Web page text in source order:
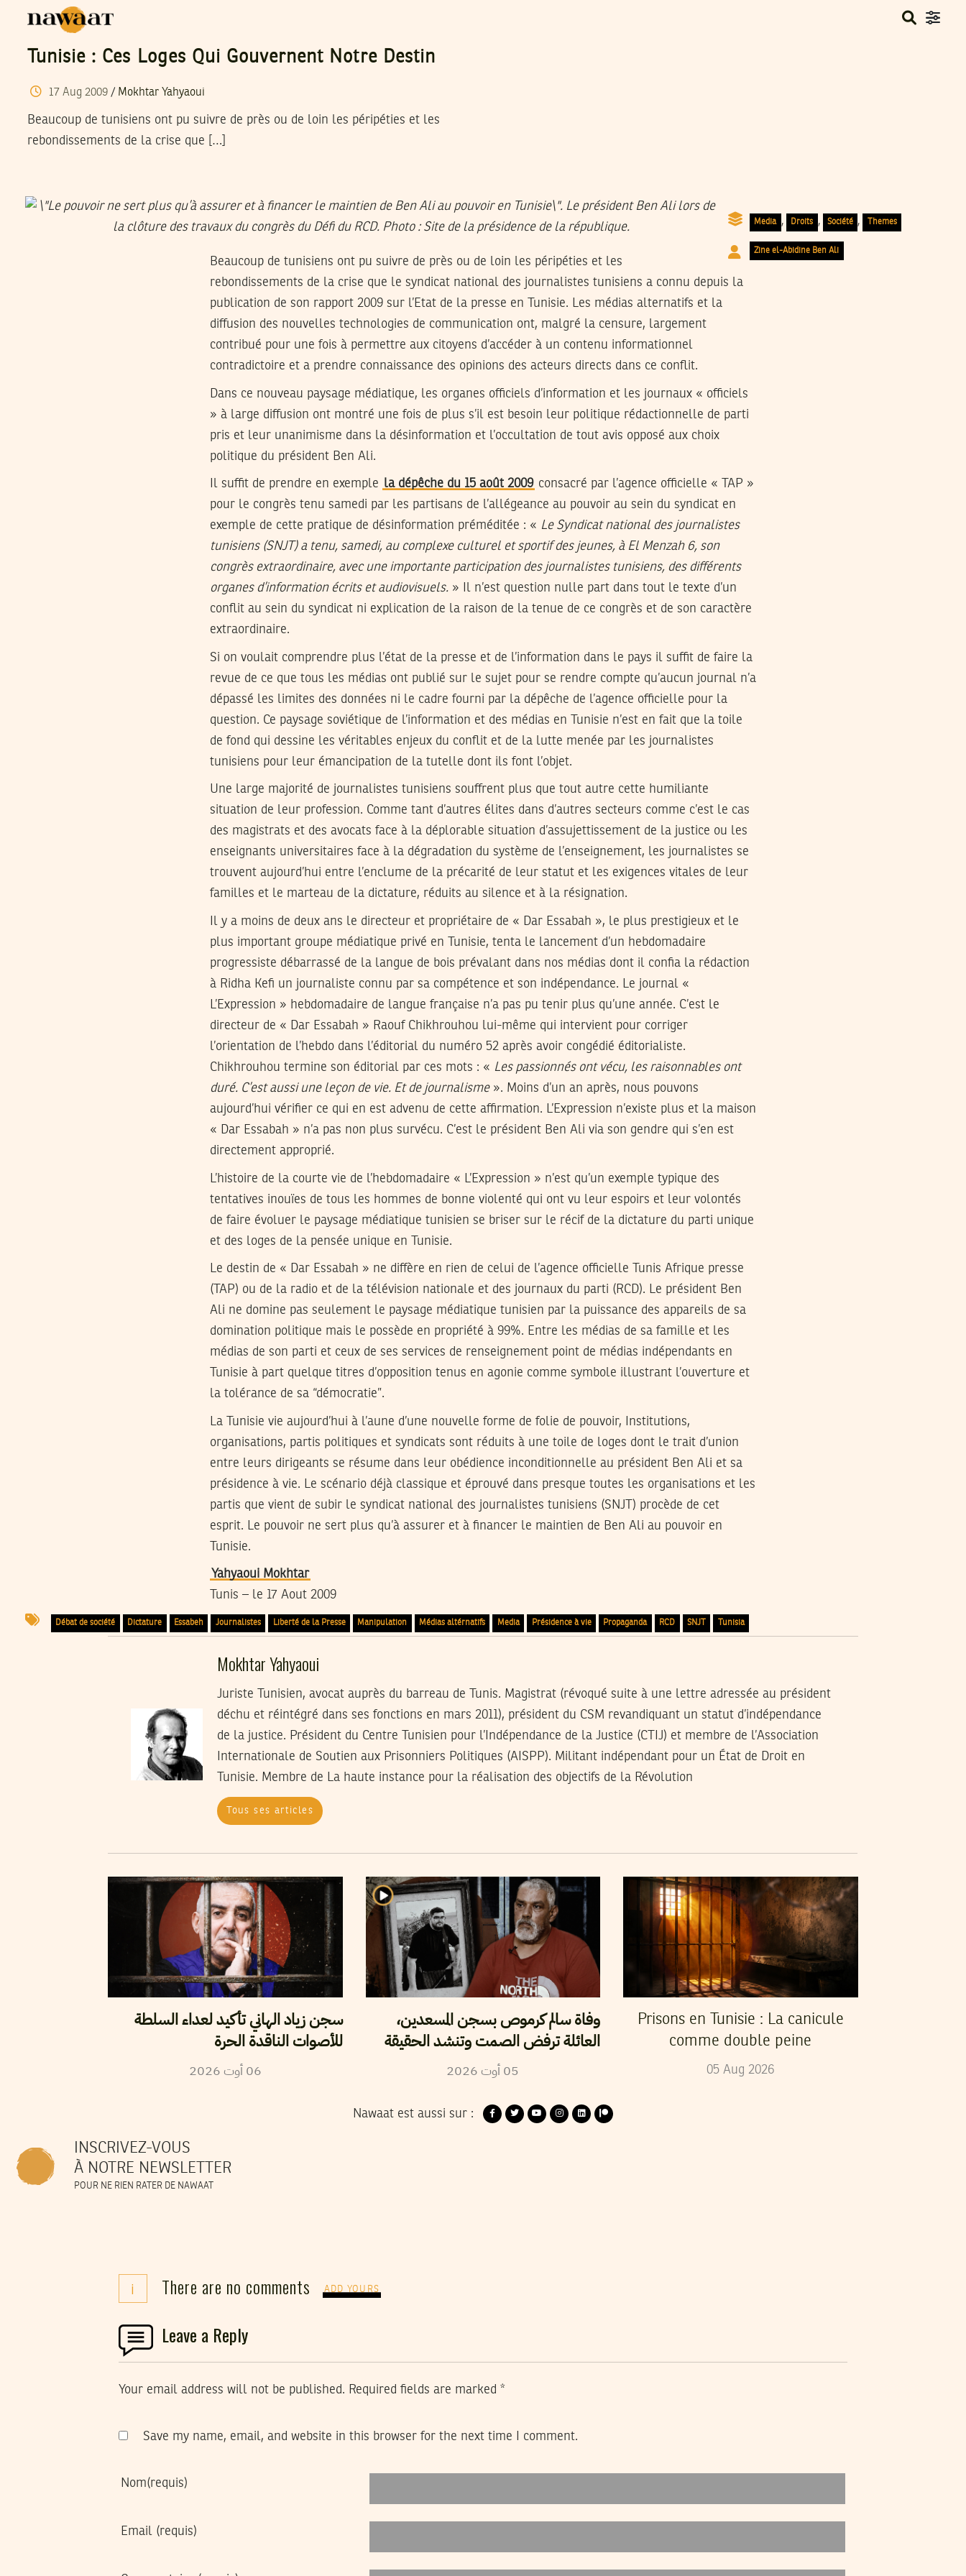
Tunisie : Ces Loges Qui Gouvernent Notre Destin
17 Aug 2009/ Mokhtar Yahyaoui
Beaucoup de tunisiens ont pu suivre de près ou de loin les péripéties et les
rebondissements de la crise que […]
Media , Droits , Société , Themes
Zine el-Abidine Ben Ali
Beaucoup de tunisiens ont pu suivre de près ou de loin les péripéties et les
rebondissements de la crise que le syndicat national des journalistes tunisiens a connu depuis la
publication de son rapport 2009 sur l’Etat de la presse en Tunisie. Les médias alternatifs et la
diffusion des nouvelles technologies de communication ont, malgré la censure, largement
contribué pour une fois à permettre aux citoyens d’accéder à un contenu informationnel
contradictoire et a prendre connaissance des opinions des acteurs directs dans ce conflit.
Dans ce nouveau paysage médiatique, les organes officiels d’information et les journaux « officiels
» à large diffusion ont montré une fois de plus s’il est besoin leur politique rédactionnelle de parti
pris et leur unanimisme dans la désinformation et l’occultation de tout avis opposé aux choix
politique du président Ben Ali.
Il suffit de prendre en exemple la dépêche du 15 août 2009 consacré par l’agence officielle « TAP »
pour le congrès tenu samedi par les partisans de l’allégeance au pouvoir au sein du syndicat en
exemple de cette pratique de désinformation préméditée : « Le Syndicat national des journalistes
tunisiens (SNJT) a tenu, samedi, au complexe culturel et sportif des jeunes, à El Menzah 6, son
congrès extraordinaire, avec une importante participation des journalistes tunisiens, des différents
organes d’information écrits et audiovisuels. » Il n’est question nulle part dans tout le texte d’un
conflit au sein du syndicat ni explication de la raison de la tenue de ce congrès et de son caractère
extraordinaire.
Si on voulait comprendre plus l’état de la presse et de l’information dans le pays il suffit de faire la
revue de ce que tous les médias ont publié sur le sujet pour se rendre compte qu’aucun journal n’a
dépassé les limites des données ni le cadre fourni par la dépêche de l’agence officielle pour la
question. Ce paysage soviétique de l’information et des médias en Tunisie n’est en fait que la toile
de fond qui dessine les véritables enjeux du conflit et de la lutte menée par les journalistes
tunisiens pour leur émancipation de la tutelle dont ils font l’objet.
Une large majorité de journalistes tunisiens souffrent plus que tout autre cette humiliante
situation de leur profession. Comme tant d’autres élites dans d’autres secteurs comme c’est le cas
des magistrats et des avocats face à la déplorable situation d’assujettissement de la justice ou les
enseignants universitaires face à la dégradation du système de l’enseignement, les journalistes se
trouvent aujourd’hui entre l’enclume de la précarité de leur statut et les exigences vitales de leur
familles et le marteau de la dictature, réduits au silence et à la résignation.
Il y a moins de deux ans le directeur et propriétaire de « Dar Essabah », le plus prestigieux et le
plus important groupe médiatique privé en Tunisie, tenta le lancement d’un hebdomadaire
progressiste débarrassé de la langue de bois prévalant dans nos médias dont il confia la rédaction
à Ridha Kefi un journaliste connu par sa compétence et son indépendance. Le journal «
L’Expression » hebdomadaire de langue française n’a pas pu tenir plus qu’une année. C’est le
directeur de « Dar Essabah » Raouf Chikhrouhou lui-même qui intervient pour corriger
l’orientation de l’hebdo dans l’éditorial du numéro 52 après avoir congédié éditorialiste.
Chikhrouhou termine son éditorial par ces mots : « Les passionnés ont vécu, les raisonnables ont
duré. C’est aussi une leçon de vie. Et de journalisme». Moins d’un an après, nous pouvons
aujourd’hui vérifier ce qui en est advenu de cette affirmation. L’Expression n’existe plus et la maison
« Dar Essabah » n’a pas non plus survécu. C’est le président Ben Ali via son gendre qui s’en est
directement approprié.
L’histoire de la courte vie de l’hebdomadaire « L’Expression » n’est qu’un exemple typique des
tentatives inouïes de tous les hommes de bonne violenté qui ont vu leur espoirs et leur volontés
de faire évoluer le paysage médiatique tunisien se briser sur le récif de la dictature du parti unique
et des loges de la pensée unique en Tunisie.
Le destin de « Dar Essabah » ne diffère en rien de celui de l’agence officielle Tunis Afrique presse
(TAP) ou de la radio et de la télévision nationale et des journaux du parti (RCD). Le président Ben
Ali ne domine pas seulement le paysage médiatique tunisien par la puissance des appareils de sa
domination politique mais le possède en propriété à 99%. Entre les médias de sa famille et les
médias de son parti et ceux de ses services de renseignement point de médias indépendants en
Tunisie à part quelque titres d’opposition tenus en agonie comme symbole illustrant l’ouverture et
la tolérance de sa “démocratie”.
La Tunisie vie aujourd’hui à l’aune d’une nouvelle forme de folie de pouvoir, Institutions,
organisations, partis politiques et syndicats sont réduits à une toile de loges dont le trait d’union
entre leurs dirigeants se résume dans leur obédience inconditionnelle au président Ben Ali et sa
présidence à vie. Le scénario déjà classique et éprouvé dans presque toutes les organisations et les
partis que vient de subir le syndicat national des journalistes tunisiens (SNJT) procède de cet
esprit. Le pouvoir ne sert plus qu’à assurer et à financer le maintien de Ben Ali au pouvoir en
Tunisie.
Yahyaoui Mokhtar
Tunis – le 17 Aout 2009
Débat de société Dictature Essabeh Journalistes Liberté de la Presse Manipulation Médias altérnatifs Media Présidence à vie Propaganda RCD SNJT Tunisia
Mokhtar Yahyaoui
Juriste Tunisien, avocat auprès du barreau de Tunis. Magistrat (révoqué suite à une lettre adressée au président
déchu et réintégré dans ses fonctions en mars 2011), président du CSM revandiquant un statut d’indépendance
de la justice. Président du Centre Tunisien pour l’Indépendance de la Justice (CTIJ) et membre de l’Association
Internationale de Soutien aux Prisonniers Politiques (AISPP). Militant indépendant pour un État de Droit en
Tunisie. Membre de La haute instance pour la réalisation des objectifs de la Révolution
Tous ses articles
سجن زياد الهاني تأكيد لعداء السلطة
للأصوات الناقدة الحرة
06أوت2026
وفاة سالم كرموص بسجن المسعدين،
العائلة ترفض الصمت وتنشد الحقيقة
05أوت 2026
Prisons en Tunisie : La canicule
comme double peine
05 Aug 2026
Nawaat est aussi sur :
INSCRIVEZ-VOUS
À NOTRE NEWSLETTER
POUR NE RIEN RATER DE NAWAAT
i There are no comments ADD YOURS
Leave a Reply
Your email address will not be published. Required fields are marked *
Save my name, email, and website in this browser for the next time I comment.
Nom(requis)
Email (requis)